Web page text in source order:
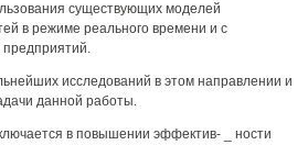
существующих моделей
в режиме реального времени и с
предприятий.
исследований в этом направлении и
данной работы.
в повышении эффектив- _ ности